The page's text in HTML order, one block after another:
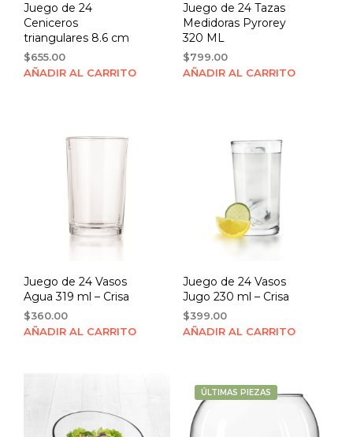
Juego de 24
Ceniceros
triangulares 8.6 cm
$655.00
AÑADIR AL CARRITO
Juego de 24 Tazas
Medidoras Pyrorey
320 ML
$799.00
AÑADIR AL CARRITO
Juego de 24 Vasos
Agua 319 ml – Crisa
$360.00
AÑADIR AL CARRITO
Juego de 24 Vasos
Jugo 230 ml – Crisa
$399.00
AÑADIR AL CARRITO
ÚLTIMAS PIEZAS